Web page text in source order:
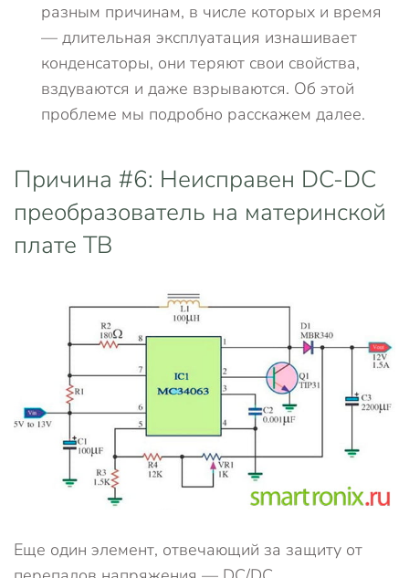
разным причинам, в числе которых и время
— длительная эксплуатация изнашивает
конденсаторы, они теряют свои свойства,
вздуваются и даже взрываются. Об этой
проблеме мы подробно расскажем далее.
Причина #6: Неисправен DC-DC
преобразователь на материнской
плате ТВ
Еще один элемент, отвечающий за защиту от